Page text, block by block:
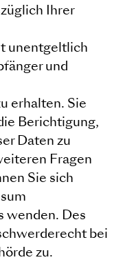
Ihrer
unentgeltlich
und
erhalten. Sie
Berichtigung,
Daten zu
Fragen
Sie sich
wenden. Des
bei
zu.